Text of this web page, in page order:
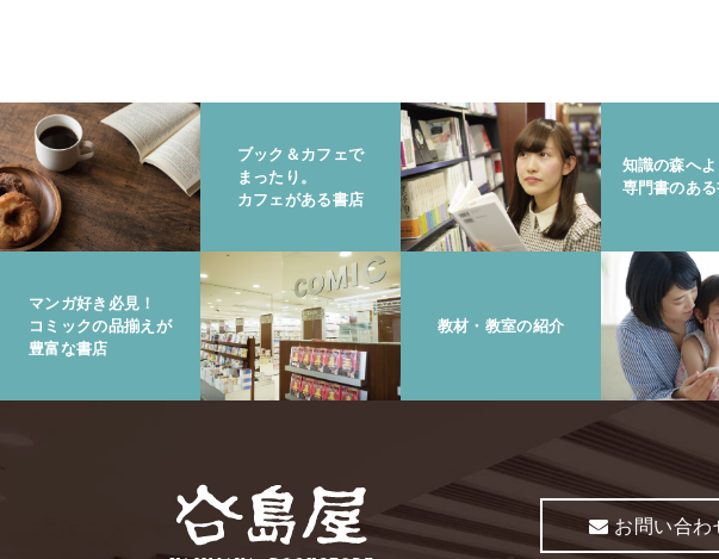
ブック＆カフェで
まったり。
カフェがある書店
知識の森へよ
専門書のあ
マンガ好き必見！
コミックの品揃えが
豊富な書店
教材・教室の紹介
お問い合